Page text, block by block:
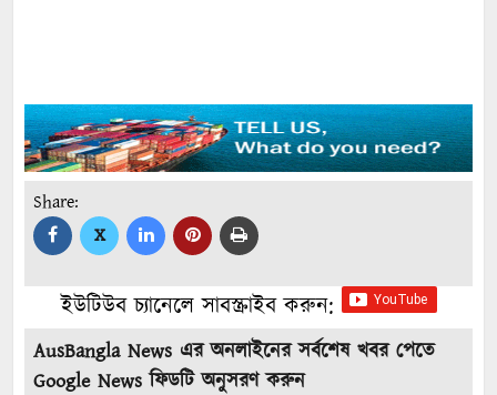
Share:
X
ইউটিউব চ্যানেলে সাবস্ক্রাইব করুন:
AusBangla News এর অনলাইনের সর্বশেষ খবর পেতে
Google News ফিডটি অনুসরণ করুন